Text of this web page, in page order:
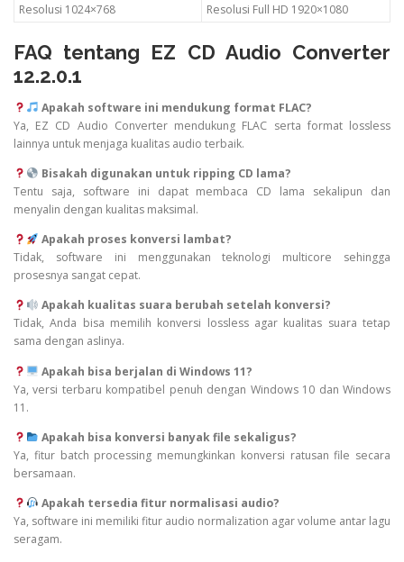
Resolusi 1024×768
Resolusi Full HD 1920×1080
FAQ tentang EZ CD Audio Converter
12.2.0.1
Apakah software ini mendukung format FLAC?
Ya, EZ CD Audio Converter mendukung FLAC serta format lossless
lainnya untuk menjaga kualitas audio terbaik.
Bisakah digunakan untuk ripping CD lama?
Tentu saja, software ini dapat membaca CD lama sekalipun dan
menyalin dengan kualitas maksimal.
Apakah proses konversi lambat?
Tidak, software ini menggunakan teknologi multicore sehingga
prosesnya sangat cepat.
Apakah kualitas suara berubah setelah konversi?
Tidak, Anda bisa memilih konversi lossless agar kualitas suara tetap
sama dengan aslinya.
Apakah bisa berjalan di Windows 11?
Ya, versi terbaru kompatibel penuh dengan Windows 10 dan Windows
11.
Apakah bisa konversi banyak file sekaligus?
Ya, fitur batch processing memungkinkan konversi ratusan file secara
bersamaan.
Apakah tersedia fitur normalisasi audio?
Ya, software ini memiliki fitur audio normalization agar volume antar lagu
seragam.